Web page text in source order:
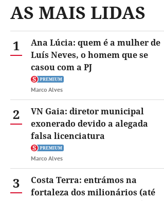
AS MAIS LIDAS
1
Ana Lúcia: quem é a mulher de
Luís Neves, o homem que se
casou com a PJ
Marco Alves
2
VN Gaia: diretor municipal
exonerado devido a alegada
falsa licenciatura
Marco Alves
3
Costa Terra: entrámos na
fortaleza dos milionários (até